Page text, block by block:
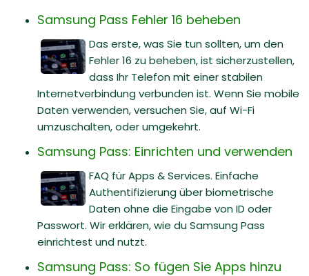
Samsung Pass Fehler 16 beheben
Das erste, was Sie tun sollten, um den
Fehler 16 zu beheben, ist sicherzustellen,
dass Ihr Telefon mit einer stabilen
Internetverbindung verbunden ist. Wenn Sie mobile
Daten verwenden, versuchen Sie, auf Wi-Fi
umzuschalten, oder umgekehrt.
Samsung Pass: Einrichten und verwenden
FAQ für Apps & Services. Einfache
Authentifizierung über biometrische
Daten ohne die Eingabe von ID oder
Passwort. Wir erklären, wie du Samsung Pass
einrichtest und nutzt.
Samsung Pass: So fügen Sie Apps hinzu